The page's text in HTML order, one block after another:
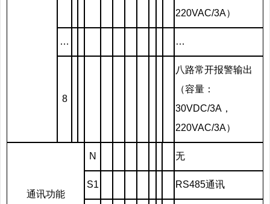
220VAC/3A）
… …
8
八路常开报警输出
（容量：
30VDC/3A，
220VAC/3A）
通讯功能
N 无
S1 RS485通讯